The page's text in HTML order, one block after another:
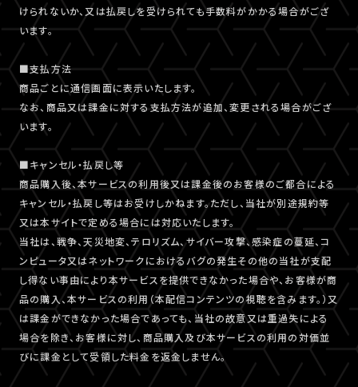
けられないか、又は払戻しを受けられても手数料がかかる場合がござ
います。
■支払方法
商品ごとに通信画面に表示いたします。
なお、商品又は課金に対する支払方法が追加、変更される場合がござ
います。
■キャンセル・払戻し等
商品購入後、本サービスの利用後又は課金後のお客様のご都合による
キャンセル・払戻し等はお受けしかねます。ただし、当社が別途規約等
又は本サイトで定める場合には対応いたします。
当社は、戦争、天災地変、テロリズム、サイバー攻撃、感染症の蔓延、コ
ンピュータ又はネットワークにおけるバグの発生その他の当社が支配
し得ない事由により本サービスを提供できなかった場合や、お客様が商
品の購入、本サービスの利用（本配信コンテンツの視聴を含みます。）又
は課金ができなかった場合であっても、当社の故意又は重過失による
場合を除き、お客様に対し、商品購入及び本サービスの利用の対価並
びに課金として受領した料金を返金しません。